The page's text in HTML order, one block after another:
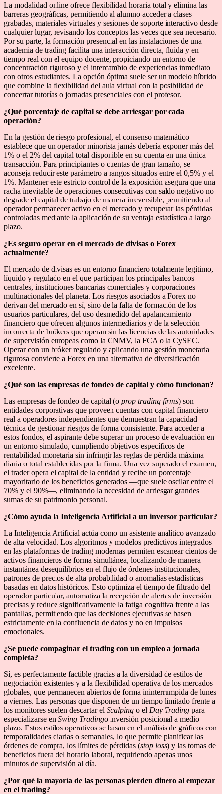
La modalidad online ofrece flexibilidad horaria total y elimina las
barreras geográficas, permitiendo al alumno acceder a clases
grabadas, materiales virtuales y sesiones de soporte interactivo desde
cualquier lugar, revisando los conceptos las veces que sea necesario.
Por su parte, la formación presencial en las instalaciones de una
academia de trading facilita una interacción directa, fluida y en
tiempo real con el equipo docente, propiciando un entorno de
concentración riguroso y el intercambio de experiencias inmediato
con otros estudiantes. La opción óptima suele ser un modelo híbrido
que combine la flexibilidad del aula virtual con la posibilidad de
concertar tutorías o jornadas presenciales con el profesor.
¿Qué porcentaje de capital se debe arriesgar por cada
operación?
En la gestión de riesgo profesional, el consenso matemático
establece que un operador minorista jamás debería exponer más del
1% o el 2% del capital total disponible en su cuenta en una única
transacción. Para principiantes o cuentas de gran tamaño, se
aconseja reducir este parámetro a rangos situados entre el 0,5% y el
1%. Mantener este estricto control de la exposición asegura que una
racha inevitable de operaciones consecutivas con saldo negativo no
degrade el capital de trabajo de manera irreversible, permitiendo al
operador permanecer activo en el mercado y recuperar las pérdidas
controladas mediante la aplicación de su ventaja estadística a largo
plazo.
¿Es seguro operar en el mercado de divisas o Forex
actualmente?
El mercado de divisas es un entorno financiero totalmente legítimo,
líquido y regulado en el que participan los principales bancos
centrales, instituciones bancarias comerciales y corporaciones
multinacionales del planeta. Los riesgos asociados a Forex no
derivan del mercado en sí, sino de la falta de formación de los
usuarios particulares, del uso desmedido del apalancamiento
financiero que ofrecen algunos intermediarios y de la selección
incorrecta de brókers que operan sin las licencias de las autoridades
de supervisión europeas como la CNMV, la FCA o la CySEC.
Operar con un bróker regulado y aplicando una gestión monetaria
rigurosa convierte a Forex en una alternativa de diversificación
excelente.
¿Qué son las empresas de fondeo de capital y cómo funcionan?
Las empresas de fondeo de capital (o prop trading firms) son
entidades corporativas que proveen cuentas con capital financiero
real a operadores independientes que demuestran la capacidad
técnica de gestionar riesgos de forma consistente. Para acceder a
estos fondos, el aspirante debe superar un proceso de evaluación en
un entorno simulado, cumpliendo objetivos específicos de
rentabilidad monetaria sin infringir las reglas de pérdida máxima
diaria o total establecidas por la firma. Una vez superado el examen,
el trader opera el capital de la entidad y recibe un porcentaje
mayoritario de los beneficios generados —que suele oscilar entre el
70% y el 90%—, eliminando la necesidad de arriesgar grandes
sumas de su patrimonio personal.
¿Cómo ayuda la Inteligencia Artificial a un inversor particular?
La Inteligencia Artificial actúa como un asistente analítico avanzado
de alta velocidad. Los algoritmos y modelos predictivos integrados
en las plataformas de trading modernas permiten escanear cientos de
activos financieros de forma simultánea, localizando de manera
instantánea desequilibrios en el flujo de órdenes institucionales,
patrones de precios de alta probabilidad o anomalías estadísticas
basadas en datos históricos. Esto optimiza el tiempo de filtrado del
operador particular, automatiza la recepción de alertas de inversión
precisas y reduce significativamente la fatiga cognitiva frente a las
pantallas, permitiendo que las decisiones ejecutivas se basen
estrictamente en la confluencia de datos y no en impulsos
emocionales.
¿Se puede compaginar el trading con un empleo a jornada
completa?
Sí, es perfectamente factible gracias a la diversidad de estilos de
negociación existentes y a la flexibilidad operativa de los mercados
globales, que permanecen abiertos de forma ininterrumpida de lunes
a viernes. Las personas que disponen de un tiempo limitado frente a
los monitores suelen descartar el Scalping o el Day Trading para
especializarse en Swing Tradingo inversión posicional a medio
plazo. Estos estilos operativos se basan en el análisis de gráficos con
temporalidades diarias o semanales, lo que permite planificar las
órdenes de compra, los límites de pérdidas (stop loss) y las tomas de
beneficios fuera del horario laboral, requiriendo apenas unos
minutos de supervisión al día.
¿Por qué la mayoría de las personas pierden dinero al empezar
en el trading?